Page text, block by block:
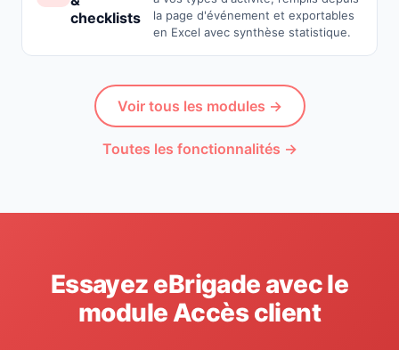
checklists
la page d'événement et exportables
en Excel avec synthèse statistique.
Voir tous les modules →
Toutes les fonctionnalités →
Essayez eBrigade avec le
module Accès client